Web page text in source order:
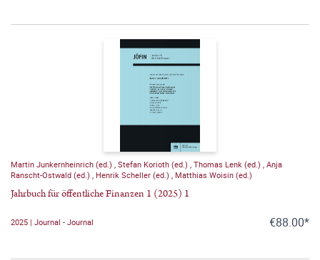
Martin Junkernheinrich (ed.) Stefan Korioth (ed.) Thomas Lenk (ed.) Anja
Ranscht-Ostwald (ed.)
Henrik Scheller (ed.) Matthias Woisin (ed.)
Jahrbuch für öffentliche Finanzen 1 (2025) 1
2025 | Journal - Journal €88.00*